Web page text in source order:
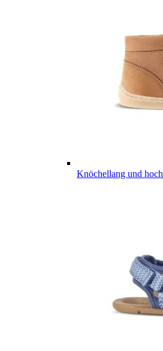
Knöchellang und hoch